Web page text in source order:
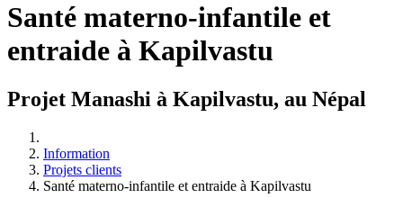
Santé materno-infantile et
entraide à Kapilvastu
Projet Manashi à Kapilvastu, au Népal
Information
Projets clients
Santé materno-infantile et entraide à Kapilvastu